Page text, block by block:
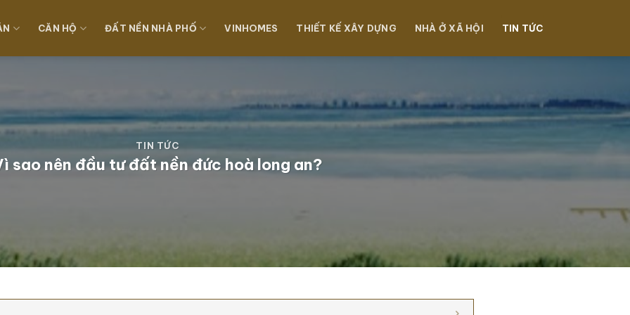
CĂN HỘ ĐẤT NỀN NHÀ PHỐ VINHOMES THIẾT KẾ XÂY DỰNG NHÀ Ở XÃ HỘI TIN TỨC
TIN TỨC
sao nên đầu tư đất nền đức hoà long an?